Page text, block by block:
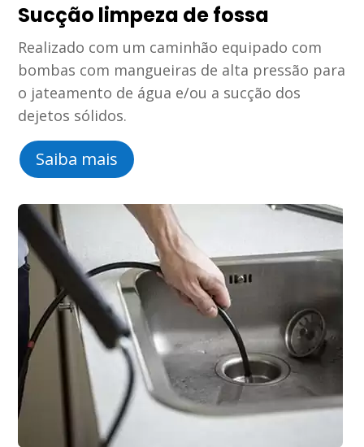
Sucção limpeza de fossa
Realizado com um caminhão equipado com
bombas com mangueiras de alta pressão para
o jateamento de água e/ou a sucção dos
dejetos sólidos.
Saiba mais